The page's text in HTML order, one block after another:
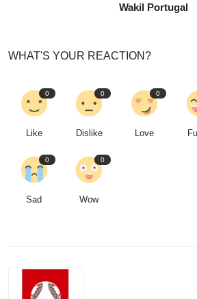
Wakil Portugal
WHAT'S YOUR REACTION?
0
Like
0
Dislike
0
Love
0
Sad
0
Wow